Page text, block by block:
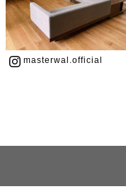
masterwal.official